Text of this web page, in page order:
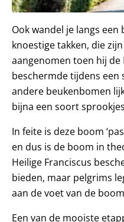
Ook wandel je langs
knoestige takken, die
aangenomen toen hij de
beschermde tijdens
andere beukenbomen
bijna een soort
In feite is deze boom
en dus is de boom in
Heilige Franciscus
bieden, maar pelgrims
aan de voet van de
Een van de mooiste